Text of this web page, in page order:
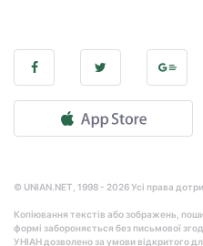
© UNIAN.NET, 1998 - 2026 Усі права
Копіювання текстів або зображень,
формі забороняється без письмової
УНІАН дозволено за умови відкритого